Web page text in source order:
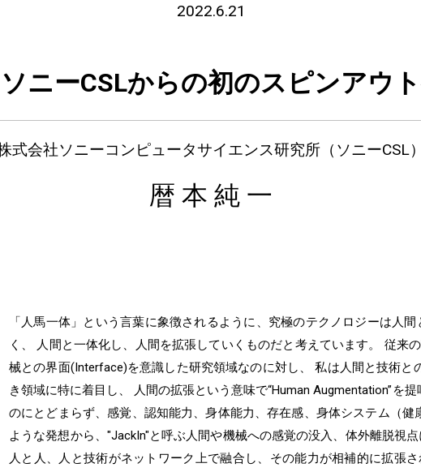
2022.6.21
ニーCSLからの初のスピンアウ
式会社ソニーコンピュータサイエンス研究所（ソニーCSL）
暦 本 純 一
「人馬一体」という言葉に象徴されるように、究極のテクノロジーは人
く、 人間と一体化し、人間を拡張していくものだと考えています。 従来
械との界面(Interface)を意識した研究領域なのに対し、 私は人間と技術と
き領域に特に着目し、 人間の拡張という意味で“Human Augmentation”を
のにとどまらず、感覚、認知能力、身体能力、存在感、身体システム（
ような発想から、"JackIn"と呼ぶ人間や機械への感覚の没入、体外離脱視
人と人、人と技術がネットワーク上で融合し、その能力が相補的に拡張